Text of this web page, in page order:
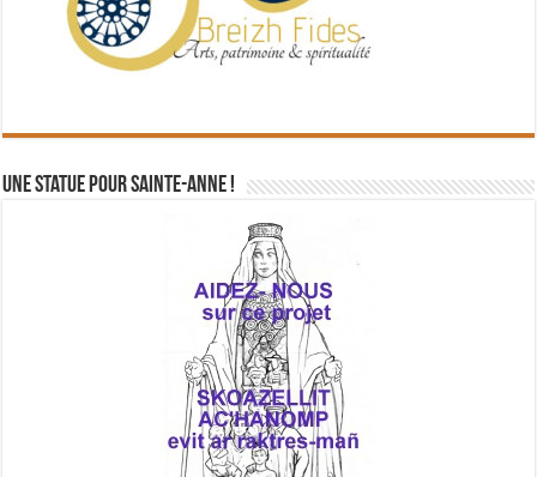
Une statue pour Sainte-Anne !